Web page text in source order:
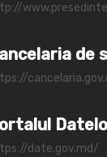
de
date.gov.md/